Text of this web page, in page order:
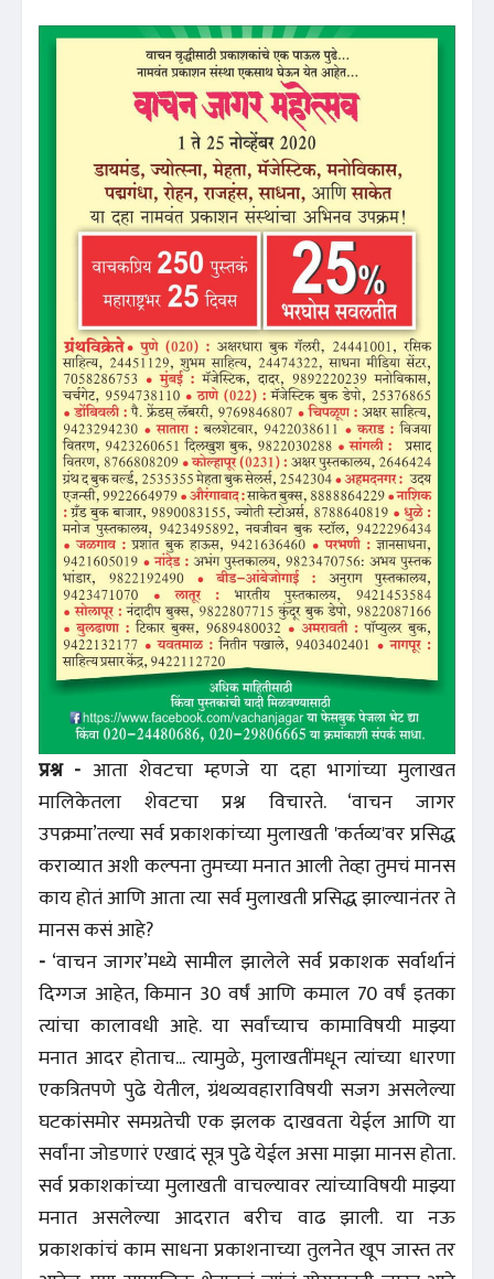
प्रश्न - आता शेवटचा म्हणजे या दहा भागांच्या मुलाखत
मालिकेतला शेवटचा प्रश्न विचारते. ‘वाचन जागर
उपक्रमा’तल्या सर्व प्रकाशकांच्या मुलाखती 'कर्तव्य'वर प्रसिद्ध
कराव्यात अशी कल्पना तुमच्या मनात आली तेव्हा तुमचं मानस
काय होतं आणि आता त्या सर्व मुलाखती प्रसिद्ध झाल्यानंतर ते
मानस कसं आहे?
- ‘वाचन जागर’मध्ये सामील झालेले सर्व प्रकाशक सर्वार्थानं
दिग्गज आहेत, किमान 30 वर्षं आणि कमाल 70 वर्षं इतका
त्यांचा कालावधी आहे. या सर्वांच्याच कामाविषयी माझ्या
मनात आदर होताच... त्यामुळे, मुलाखतींमधून त्यांच्या धारणा
एकत्रितपणे पुढे येतील, ग्रंथव्यवहाराविषयी सजग असलेल्या
घटकांसमोर समग्रतेची एक झलक दाखवता येईल आणि या
सर्वांना जोडणारं एखादं सूत्र पुढे येईल असा माझा मानस होता.
सर्व प्रकाशकांच्या मुलाखती वाचल्यावर त्यांच्याविषयी माझ्या
मनात असलेल्या आदरात बरीच वाढ झाली. या नऊ
प्रकाशकांचं काम साधना प्रकाशनाच्या तुलनेत खूप जास्त तर